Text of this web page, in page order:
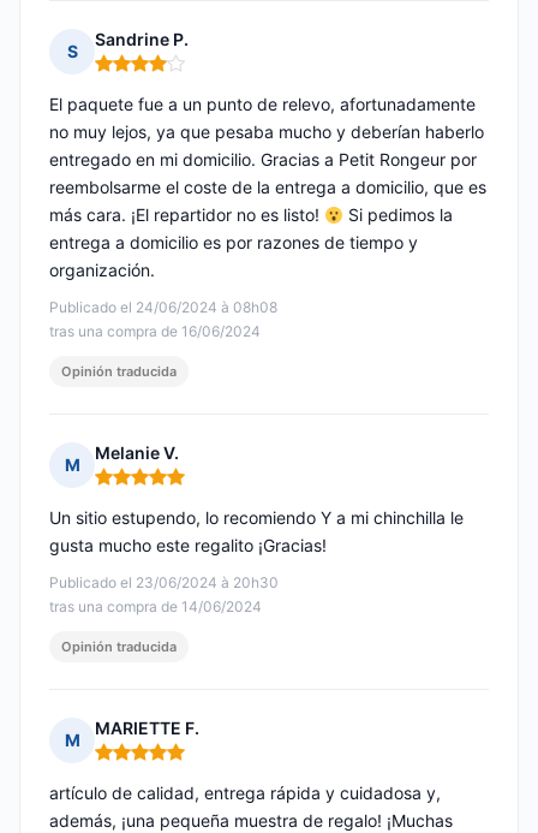
S
Sandrine P.
Nota: 4 de 5
Publicado el 24/06/2024 à 08h08
tras una compra de 16/06/2024
El paquete fue a un punto de relevo, afortunadamente
no muy lejos, ya que pesaba mucho y deberían haberlo
entregado en mi domicilio. Gracias a Petit Rongeur por
reembolsarme el coste de la entrega a domicilio, que es
más cara. ¡El repartidor no es listo!
Si pedimos la
entrega a domicilio es por razones de tiempo y
organización.
Opinión traducida
M
Melanie V.
Nota: 5 de 5
Publicado el 23/06/2024 à 20h30
tras una compra de 14/06/2024
Un sitio estupendo, lo recomiendo Y a mi chinchilla le
gusta mucho este regalito ¡Gracias!
Opinión traducida
M
MARIETTE F.
Nota: 5 de 5
artículo de calidad, entrega rápida y cuidadosa y,
además, ¡una pequeña muestra de regalo! ¡Muchas